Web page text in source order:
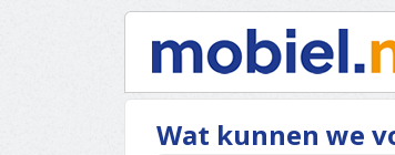
Wat kunnen we